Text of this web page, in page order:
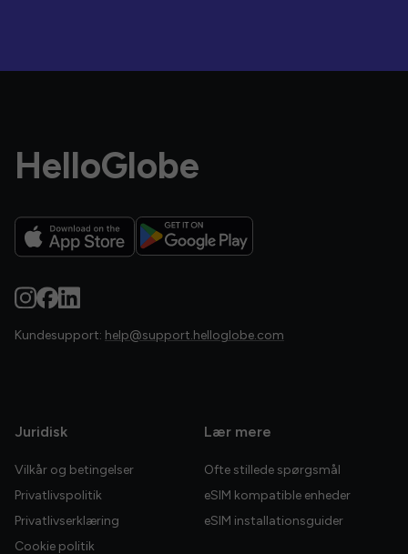
HelloGlobe
Kundesupport: help@support.helloglobe.com
Juridisk
Vilkår og betingelser
Privatlivspolitik
Privatlivserklæring
Cookie politik
Lær mere
Ofte stillede spørgsmål
eSIM kompatible enheder
eSIM installationsguider